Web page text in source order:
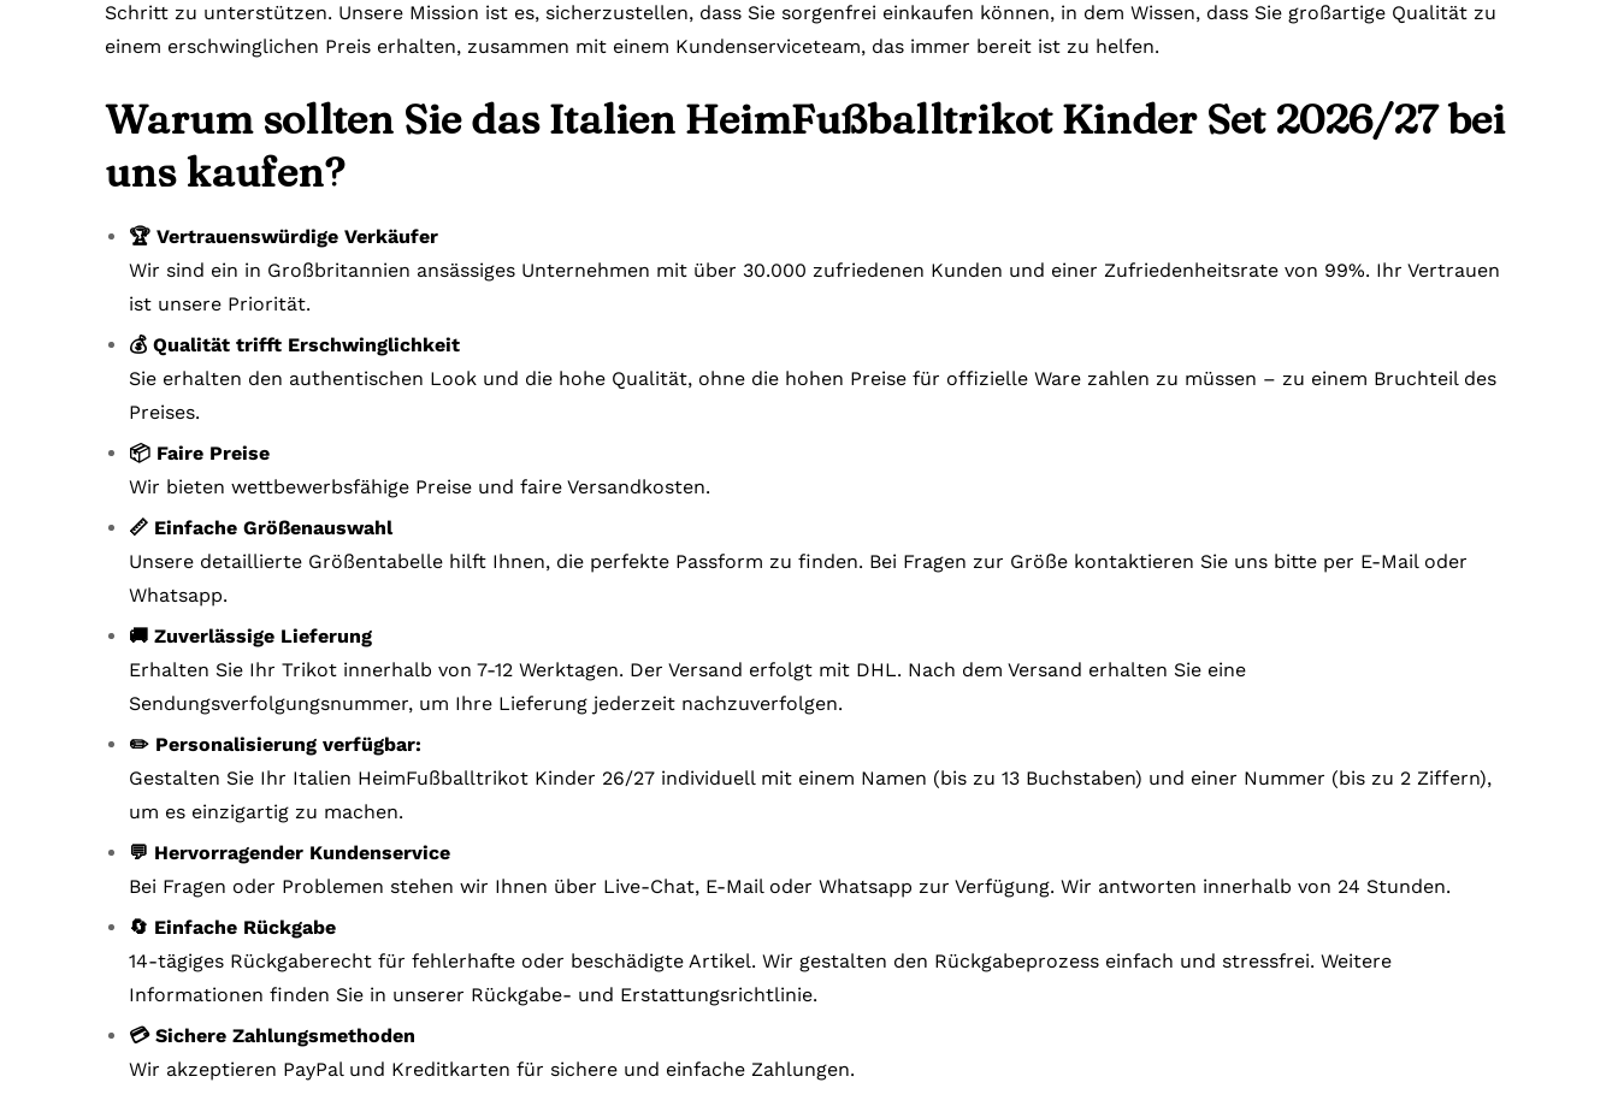
Schritt zu unterstützen. Unsere Mission ist es, sicherzustellen, dass Sie sorgenfrei einkaufen können, in dem Wissen, dass Sie großartige Qualität zu
einem erschwinglichen Preis erhalten, zusammen mit einem Kundenserviceteam, das immer bereit ist zu helfen.
Warum sollten Sie das Italien HeimFußballtrikot Kinder Set 2026/27 bei
uns kaufen?
🏆 Vertrauenswürdige Verkäufer
Wir sind ein in Großbritannien ansässiges Unternehmen mit über 30.000 zufriedenen Kunden und einer Zufriedenheitsrate von 99%. Ihr Vertrauen
ist unsere Priorität.
💰 Qualität trifft Erschwinglichkeit
Sie erhalten den authentischen Look und die hohe Qualität, ohne die hohen Preise für offizielle Ware zahlen zu müssen – zu einem Bruchteil des
Preises.
📦 Faire Preise
Wir bieten wettbewerbsfähige Preise und faire Versandkosten.
📏 Einfache Größenauswahl
Unsere detaillierte Größentabelle hilft Ihnen, die perfekte Passform zu finden. Bei Fragen zur Größe kontaktieren Sie uns bitte per E-Mail oder
Whatsapp.
🚚 Zuverlässige Lieferung
Erhalten Sie Ihr Trikot innerhalb von 7-12 Werktagen. Der Versand erfolgt mit DHL. Nach dem Versand erhalten Sie eine
Sendungsverfolgungsnummer, um Ihre Lieferung jederzeit nachzuverfolgen.
✏️ Personalisierung verfügbar:
Gestalten Sie Ihr Italien HeimFußballtrikot Kinder 26/27 individuell mit einem Namen (bis zu 13 Buchstaben) und einer Nummer (bis zu 2 Ziffern),
um es einzigartig zu machen.
💬 Hervorragender Kundenservice
Bei Fragen oder Problemen stehen wir Ihnen über Live-Chat, E-Mail oder Whatsapp zur Verfügung. Wir antworten innerhalb von 24 Stunden.
🔄 Einfache Rückgabe
14-tägiges Rückgaberecht für fehlerhafte oder beschädigte Artikel. Wir gestalten den Rückgabeprozess einfach und stressfrei. Weitere
Informationen finden Sie in unserer Rückgabe- und Erstattungsrichtlinie.
💳 Sichere Zahlungsmethoden
Wir akzeptieren PayPal und Kreditkarten für sichere und einfache Zahlungen.